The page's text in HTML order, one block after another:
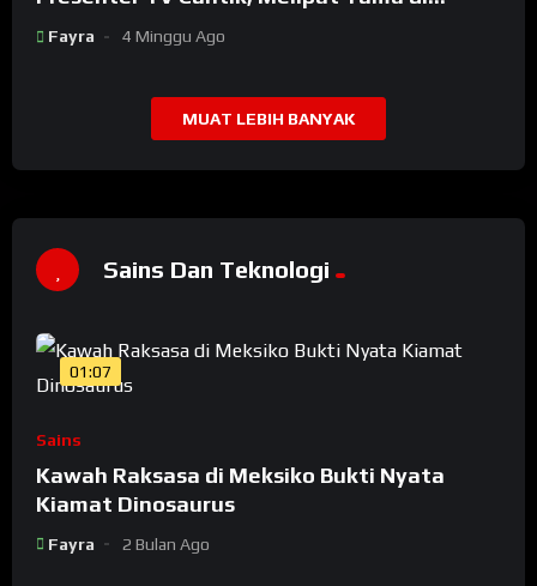
Rumah Jokowi
Fayra 4 Minggu Ago
MUAT LEBIH BANYAK
Sains Dan Teknologi
01:07
Sains
Kawah Raksasa di Meksiko Bukti Nyata
Kiamat Dinosaurus
Fayra 2 Bulan Ago